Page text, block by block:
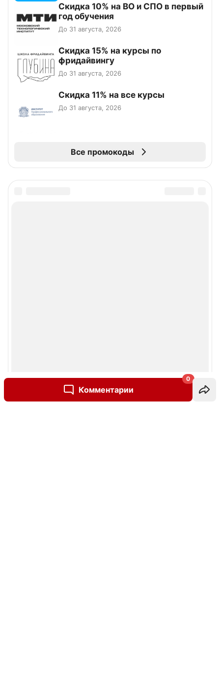
Комментарии
0
Скидка 10% на ВО и СПО в первый
год обучения
До 31 августа, 2026
Скидка 15% на курсы по
фридайвингу
До 31 августа, 2026
Скидка 11% на все курсы
До 31 августа, 2026
Все промокоды